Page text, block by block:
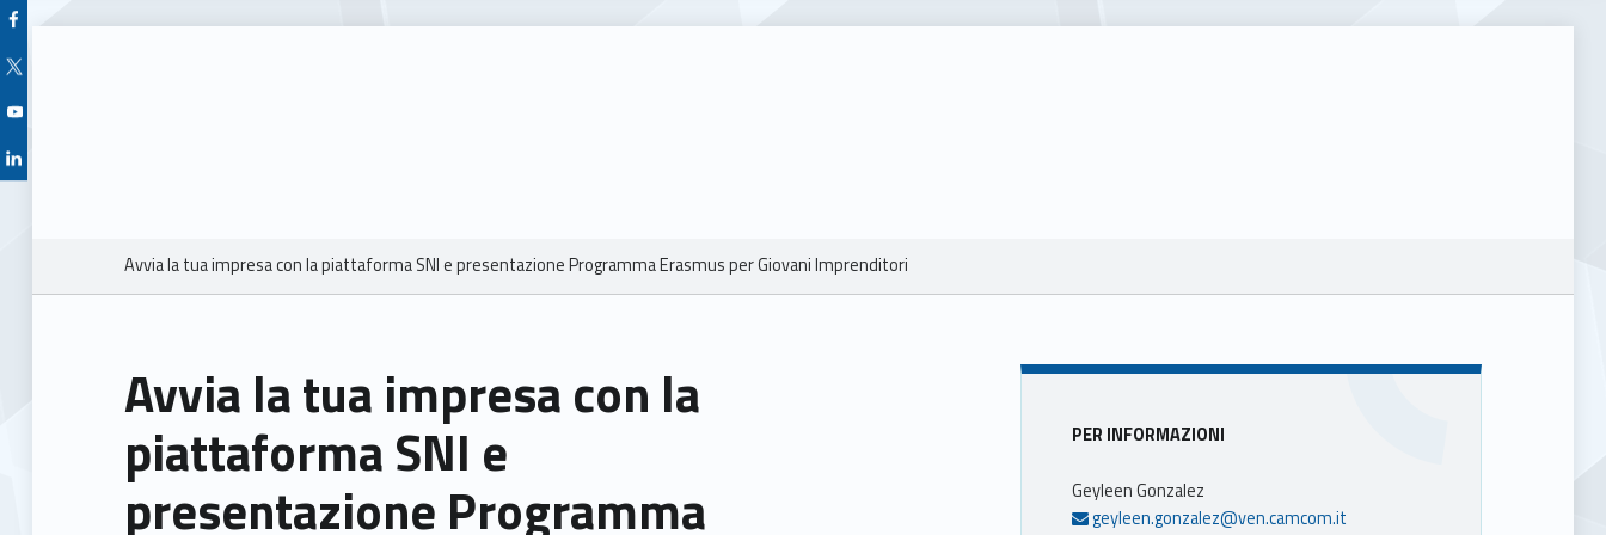
Facebook Unioncamere Veneto
Twitter Unioncamere Veneto
Youtube Unioncamere Veneto
Linkedin Unioncamere Veneto
Breadcrumbs navigation
Avvia la tua impresa con la piattaforma SNI e presentazione Programma Erasmus per Giovani Imprenditori
Avvia la tua impresa con la
piattaforma SNI e
presentazione Programma
Sidebar
PER INFORMAZIONI
Geyleen Gonzalez
geyleen.gonzalez@ven.camcom.it